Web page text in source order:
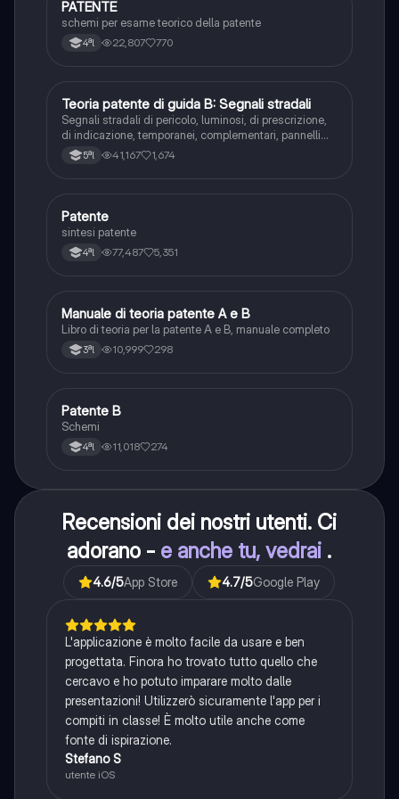
Altro
PATENTE
schemi per esame teorico della patente
4ªl 22,807 770
Ed. civ.
Teoria patente di guida B: Segnali stradali
Segnali stradali di pericolo, luminosi, di prescrizione,
di indicazione, temporanei, complementari, pannelli
integrativi, segnaletica orizzontale, segnalazioni
agenti del traffico, distanza di visibilità per l‘arresto,
5ªl 41,167 1,674
Altro
Patente
sintesi patente
4ªl 77,487 5,351
Italiano
Manuale di teoria patente A e B
Libro di teoria per la patente A e B, manuale completo
3ªl 10,999 298
Altro
Patente B
Schemi
4ªl 11,018 274
Recensioni dei nostri utenti. Ci
adorano - e anche tu, vedrai .
4.6/5App Store 4.7/5Google Play
L'applicazione è molto facile da usare e ben
progettata. Finora ho trovato tutto quello che
cercavo e ho potuto imparare molto dalle
presentazioni! Utilizzerò sicuramente l'app per i
compiti in classe! È molto utile anche come
fonte di ispirazione.
Stefano S
utente iOS